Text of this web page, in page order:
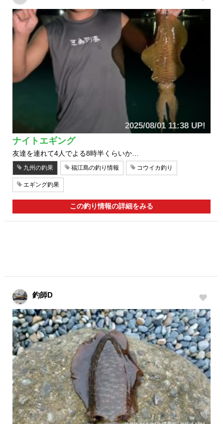
2025/08/01 11:38 UP!
ナイトエギング
友達を連れて4人でよる8時半くらいか…
九州の釣果 福江島の釣り情報 コウイカ釣り
エギング釣果
この釣り情報の詳細をみる
釣師D